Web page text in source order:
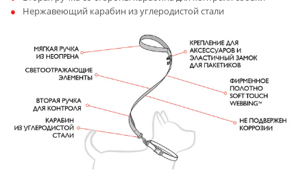
Нержавеющий карабин из углеродистой стали